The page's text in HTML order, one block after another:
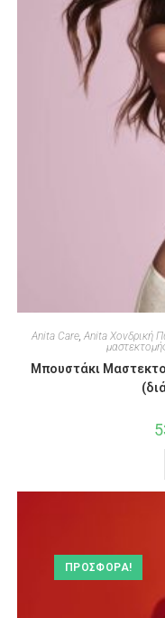
Anita Care, Anita Χονδρική
Μπουστάκι
ΠΡΟΣΦΟΡΆ!